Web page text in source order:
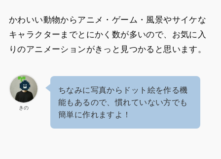
かわいい動物からアニメ・ゲーム・風景やサイケな
キャラクターまでとにかく数が多いので、お気に入
りのアニメーションがきっと見つかると思います。
きの
ちなみに写真からドット絵を作る機
能もあるので、慣れていない方でも
簡単に作れますよ！